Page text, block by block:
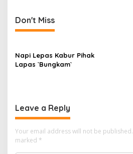
a
t
o
Don't Miss
Napi Lepas Kabur Pihak
Lapas `Bungkam`
Leave a Reply
Your email address will not be published.
marked *